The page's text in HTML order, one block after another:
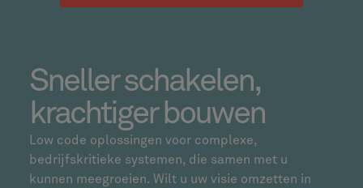
Sneller schakelen,
krachtiger bouwen
Low code oplossingen voor complexe,
bedrijfskritieke systemen, die samen met u
kunnen meegroeien. Wilt u uw visie omzetten in